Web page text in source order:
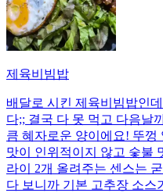
제육비빔밥
배달로 시킨 제육비빔밥인
다;; 결국 다 못 먹고 다음날
큼 혜자로운 양이에요! 뚜껑
맛이 인위적이지 않고 숯불
라이 2개 올려주는 센스는
다 보니까 기본 고추장 소스